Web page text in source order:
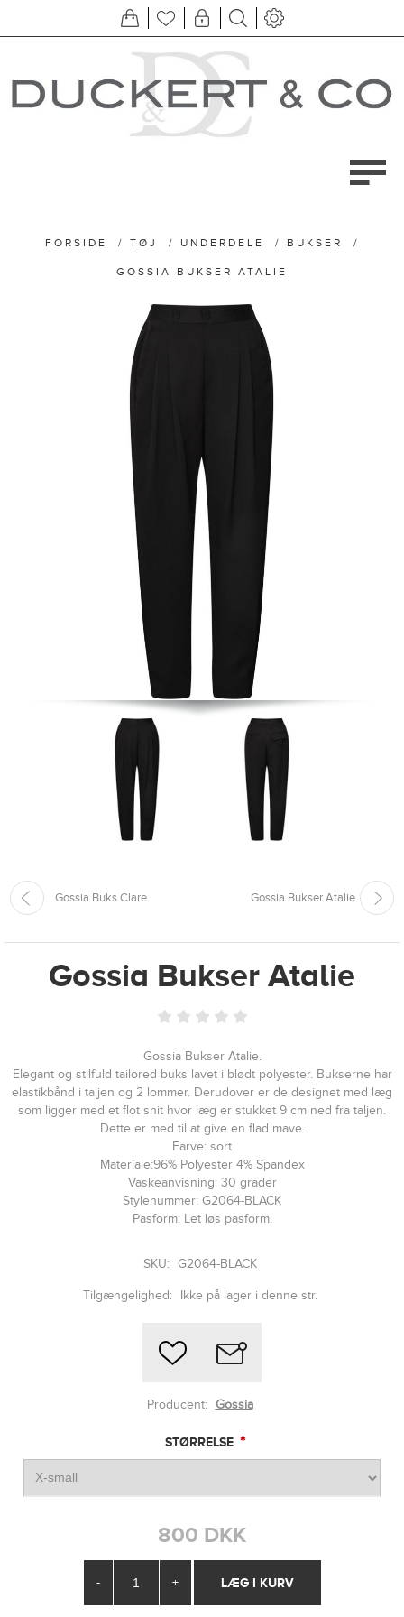
FORSIDE / TØJ / UNDERDELE / BUKSER /
GOSSIA BUKSER ATALIE
Gossia Buks Clare Gossia Bukser Atalie
Gossia Bukser Atalie
Gossia Bukser Atalie.
Elegant og stilfuld tailored buks lavet i blødt polyester. Bukserne har
elastikbånd i taljen og 2 lommer. Derudover er de designet med læg
som ligger med et flot snit hvor læg er stukket 9 cm ned fra taljen.
Dette er med til at give en flad mave.
Farve: sort
Materiale:96% Polyester 4% Spandex
Vaskeanvisning: 30 grader
Stylenummer: G2064-BLACK
Pasform: Let løs pasform.
SKU: G2064-BLACK
Tilgængelighed: Ikke på lager i denne str.
Producent: Gossia
STØRRELSE *
800 DKK
- +